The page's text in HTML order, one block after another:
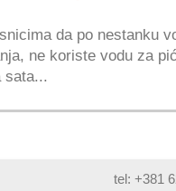
da po nestanku
ne koriste vodu za
sata...
tel: +381